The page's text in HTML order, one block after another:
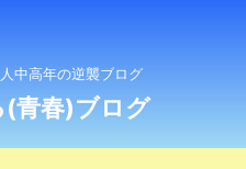
中高年の逆襲ブログ
青春)ブログ